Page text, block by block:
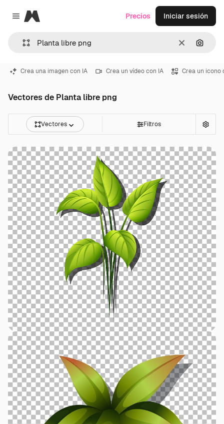
Close menu
Magnific
Borrar
Precios Iniciar sesión
Crea una imagen con IA Crea un vídeo con IA Crea un icono
Vectores de Planta libre png
Vectores Filtros